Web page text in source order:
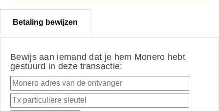
Betaling bewijzen
Bewijs aan iemand dat je hem Monero hebt
gestuurd in deze transactie: